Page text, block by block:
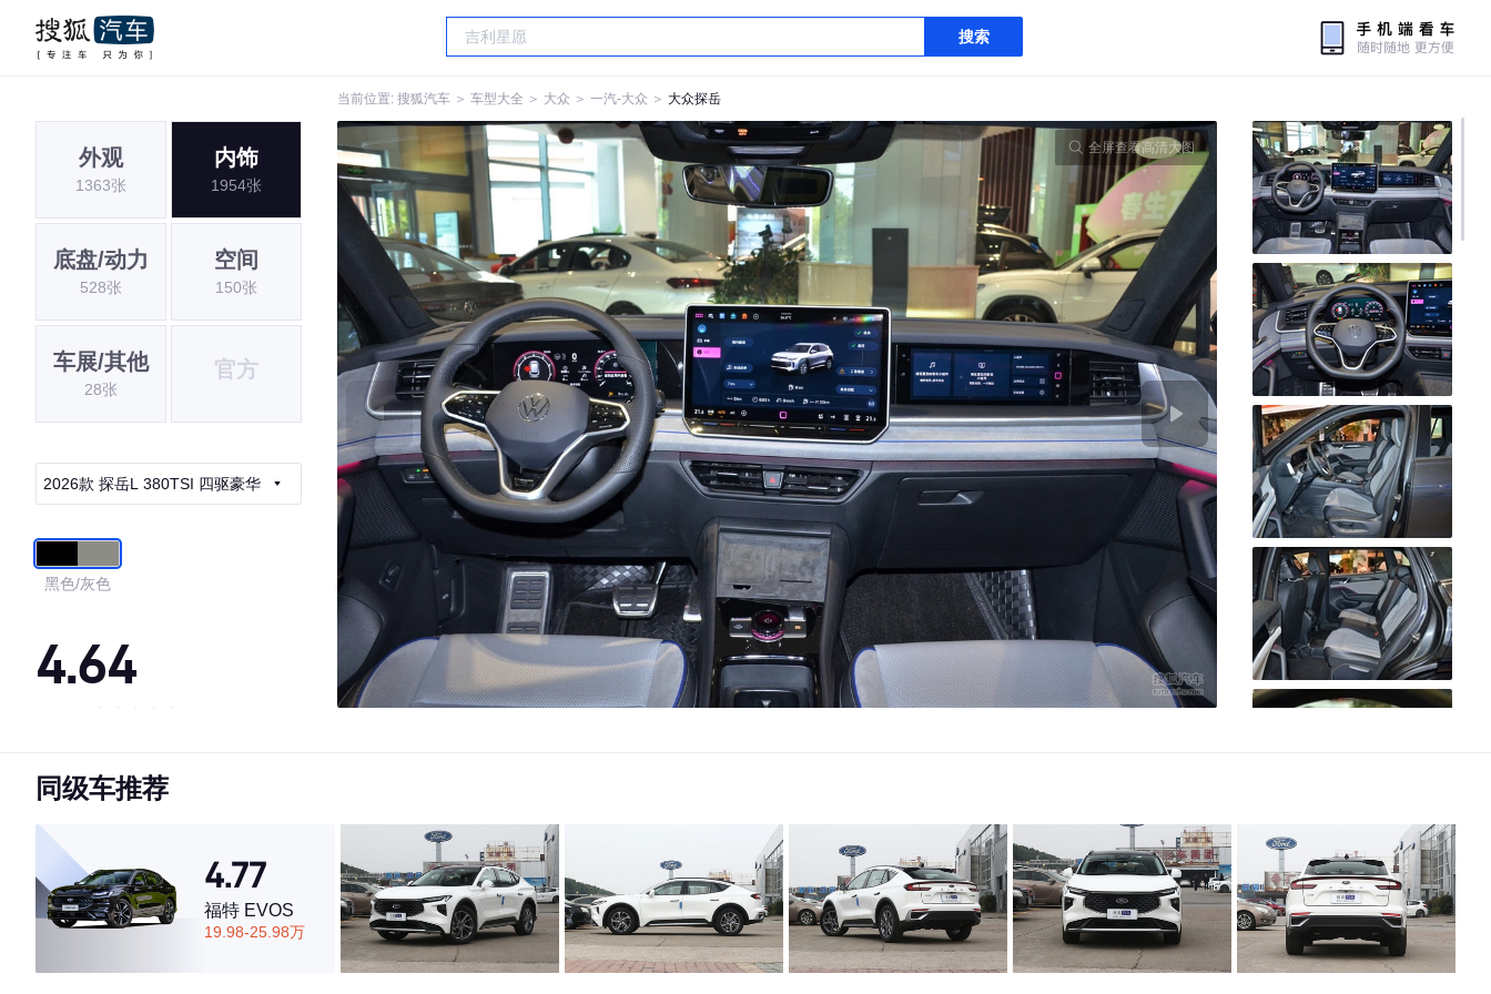
搜索
当前位置: 搜狐汽车 ＞ 车型大全 ＞ 大众 ＞ 一汽-大众 ＞ 大众探岳
外观
1363张
内饰
1954张
底盘/动力
528张
空间
150张
车展/其他
28张
官方
2026款 探岳L 380TSI 四驱豪华
黑色/灰色
4.64
·内饰表现一般，低于74%同级车
·空间表现一般，低于51%同级车
全屏查看高清大图
同级车推荐
4.77
福特 EVOS
19.98-25.98万